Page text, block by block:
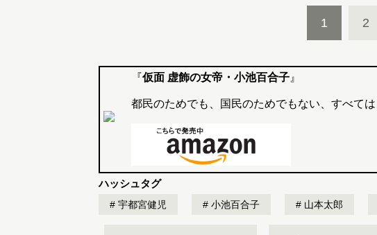
1 2
『仮面 虚飾の女帝・小池百合子 』
都民のためでも、国民のためでもない、すべて
ハッシュタグ
宇都宮健児 小池百合子 山本太郎